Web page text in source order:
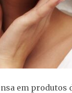
em produtos